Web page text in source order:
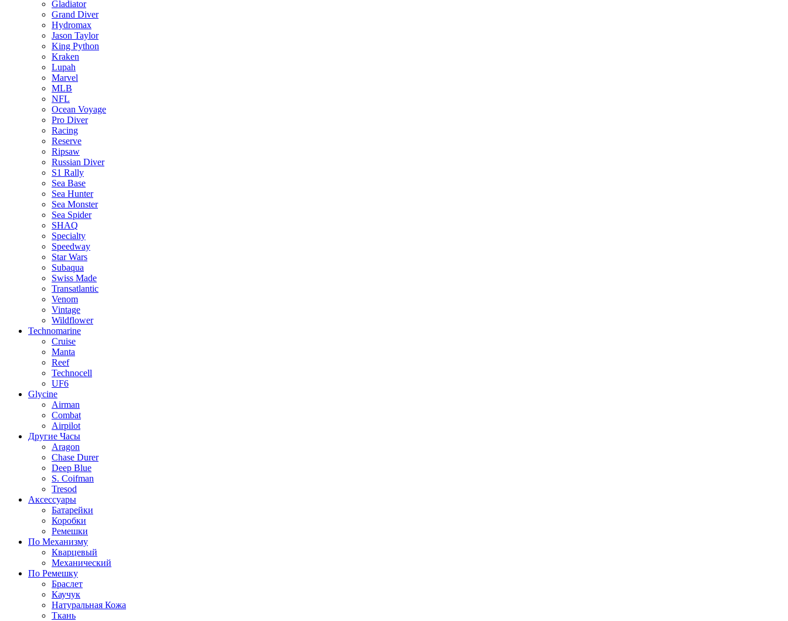
Gladiator
Grand Diver
Hydromax
Jason Taylor
King Python
Kraken
Lupah
Marvel
MLB
NFL
Ocean Voyage
Pro Diver
Racing
Reserve
Ripsaw
Russian Diver
S1 Rally
Sea Base
Sea Hunter
Sea Monster
Sea Spider
SHAQ
Specialty
Speedway
Star Wars
Subaqua
Swiss Made
Transatlantic
Venom
Vintage
Wildflower
Technomarine
Cruise
Manta
Reef
Technocell
UF6
Glycine
Airman
Combat
Airpilot
Другие Часы
Aragon
Chase Durer
Deep Blue
S. Coifman
Tresod
Аксессуары
Батарейки
Коробки
Ремешки
По Механизму
Кварцевый
Механический
По Ремешку
Браслет
Каучук
Натуральная Кожа
Ткань